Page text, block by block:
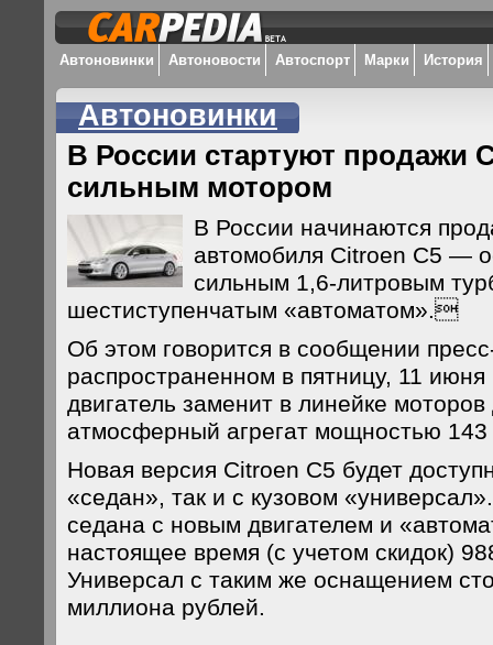
Автоновинки Автоновости Автоспорт Марки История
Автоновинки
В России стартуют продажи
сильным мотором
В России начинаются
автомобиля Citroen С5 —
сильным 1,6-литровым
шестиступенчатым «автоматом».
Об этом говорится в сообщении
распространенном в пятницу, 11
двигатель заменит в линейке
атмосферный агрегат мощностью 143
Новая версия Citroen C5 будет
«седан», так и с кузовом
седана с новым двигателем и
настоящее время (с учетом скидок)
Универсал с таким же оснащением
миллиона рублей.